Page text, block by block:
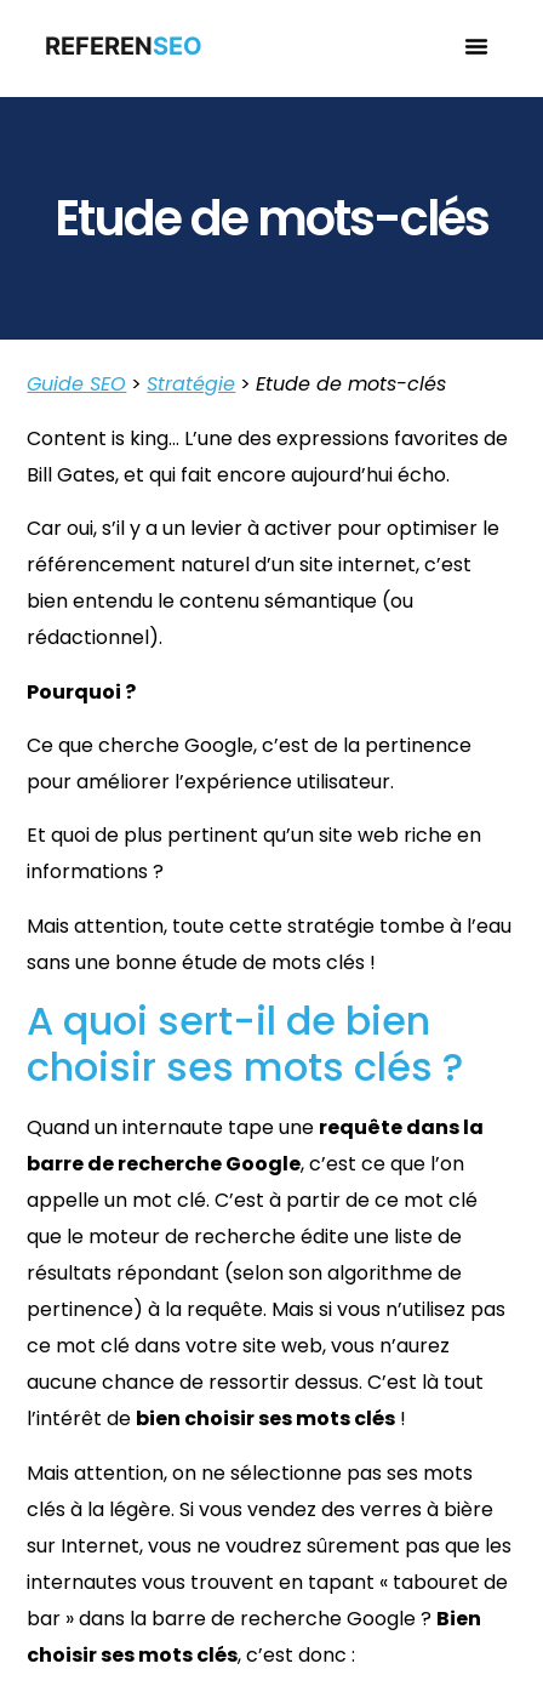
REFERENSEO
Etude de mots-clés
Guide SEO >Stratégie >Etude de mots-clés
Content is king… L’une des expressions favorites de
Bill Gates, et qui fait encore aujourd’hui écho.
Car oui, s’il y a un levier à activer pour optimiser le
référencement naturel d’un site internet, c’est
bien entendu le contenu sémantique (ou
rédactionnel).
Pourquoi ?
Ce que cherche Google, c’est de la pertinence
pour améliorer l’expérience utilisateur.
Et quoi de plus pertinent qu’un site web riche en
informations ?
Mais attention, toute cette stratégie tombe à l’eau
sans une bonne étude de mots clés !
A quoi sert-il de bien
choisir ses mots clés ?
Quand un internaute tape une requête dans la
barre de recherche Google, c’est ce que l’on
appelle un mot clé. C’est à partir de ce mot clé
que le moteur de recherche édite une liste de
résultats répondant (selon son algorithme de
pertinence) à la requête. Mais si vous n’utilisez pas
ce mot clé dans votre site web, vous n’aurez
aucune chance de ressortir dessus. C’est là tout
l’intérêt de bien choisir ses mots clés !
Mais attention, on ne sélectionne pas ses mots
clés à la légère. Si vous vendez des verres à bière
sur Internet, vous ne voudrez sûrement pas que les
internautes vous trouvent en tapant « tabouret de
bar » dans la barre de recherche Google ? Bien
choisir ses mots clés, c’est donc :